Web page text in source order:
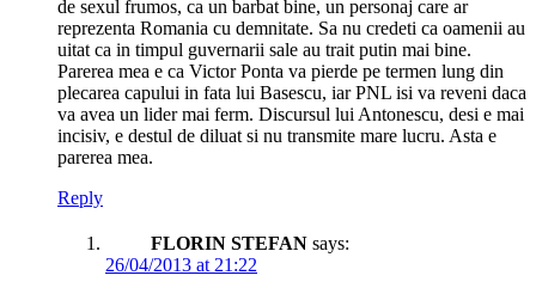
de sexul frumos, ca un barbat bine, un personaj care ar
reprezenta Romania cu demnitate. Sa nu credeti ca oamenii au
uitat ca in timpul guvernarii sale au trait putin mai bine.
Parerea mea e ca Victor Ponta va pierde pe termen lung din
plecarea capului in fata lui Basescu, iar PNL isi va reveni daca
va avea un lider mai ferm. Discursul lui Antonescu, desi e mai
incisiv, e destul de diluat si nu transmite mare lucru. Asta e
parerea mea.
Reply
FLORIN STEFAN says:
26/04/2013 at 21:22